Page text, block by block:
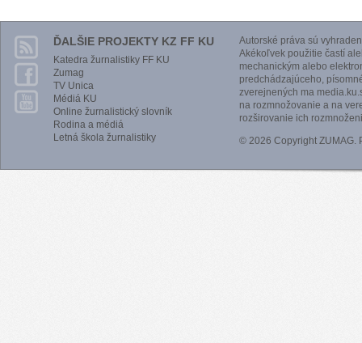
ĎALŠIE PROJEKTY KZ FF KU
Katedra žurnalistiky FF KU
Zumag
TV Unica
Médiá KU
Online žurnalistický slovník
Rodina a médiá
Letná škola žurnalistiky
Autorské práva sú
Akékoľvek použitie častí
mechanickým alebo
predchádzajúceho,
zverejnených ma
na rozmnožovanie a na
rozširovanie ich
© 2026 Copyright ZUMAG.